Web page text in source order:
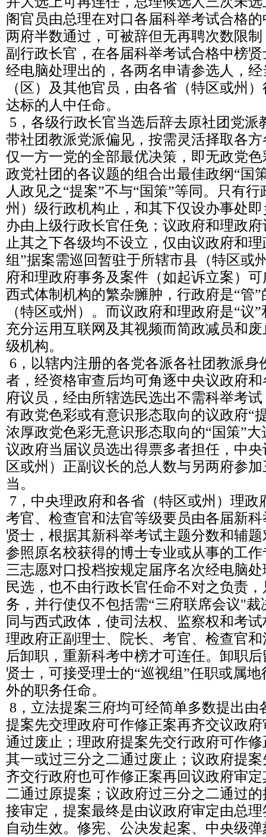
阁官员由总理在对口各届科举考试合格
两府半数通过，可被辞但无再聘次数限
副行政长官，在各届科举考试合格中榜
经电脑处理出的，各两名申请参选人，
（区）及其他官员，由各省（特区或州
达标的人中任命。
5，各级行政长官当选后辞去原社团党派
带社团教派党派偏见，按需灵活择取各
仅一方一党的全部最优决策，即无政党
政党社团的各议题的组合出最佳政纲“国
人政见之“提案”不与“国策”等同。只有
州）级行政机构止，和其下仅设办事处
办由上级行政长官任免；议政府和理政
止其之下各级均不设立，仅由议政府和
组”据案需巡回暂驻于所辖市县（特区或
府和理政府事务及案件（如起诉立案）
西式体制机构的繁杂臃肿，行政府是“管
（特区或州）。而议政府和理政府是“议
充分运用互联网及其视频而简政减员和
级机构。
6，以辖内注册的各党各派各社团教派身
者，经资格审查后均可角逐中央议政府
府议员，经由所辖选民选出不需科举考
有政党色彩或有意识形态取向的议政府“
浓厚政党色彩无意识形态取向的“国策”
议政府当届议员选出得票多者担任，中
区或州）正副议长的总人数与另两府参
当。
7，中央理政府和各省（特区或州）理政
考官、检查官和法官等级要员由各届新
贤士，根据其新科举考试主题分数和辅
参照原名校获得的博士专业或从事的工
三志愿对口投档按规定届序名次经电脑
民选，也不由行政长官任命不对之负责
务，并行使仅不包括需“三府联席会议"
同与西式政体，使司法权、监察权和考
理政府正副理士、院长、考官、检查官
后卸职，重新科考中榜才可连任。卸职
贤士，可接受理士的“巡视组”任职或属
外的职务任命。
8，立法提案三府均可经简单多数提出由
提案先交理政府可作修正案再齐交议政
通过废止；理政府提案先交行政府可作
其一或过三分之二通过废止；议政府提
齐交行政府也可作修正案再回议政府审
二通过原提案；议政府过三分之二通过
接审定，提案最终是由议政府审定由总
自动生效。修宪、公决发起案、中央级